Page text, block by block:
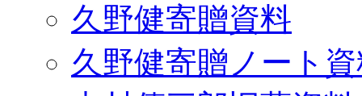
久野健寄贈資料
久野健寄贈ノート